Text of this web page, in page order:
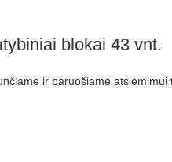
blokai 43 vnt.
ir paruošiame atsiėmimui